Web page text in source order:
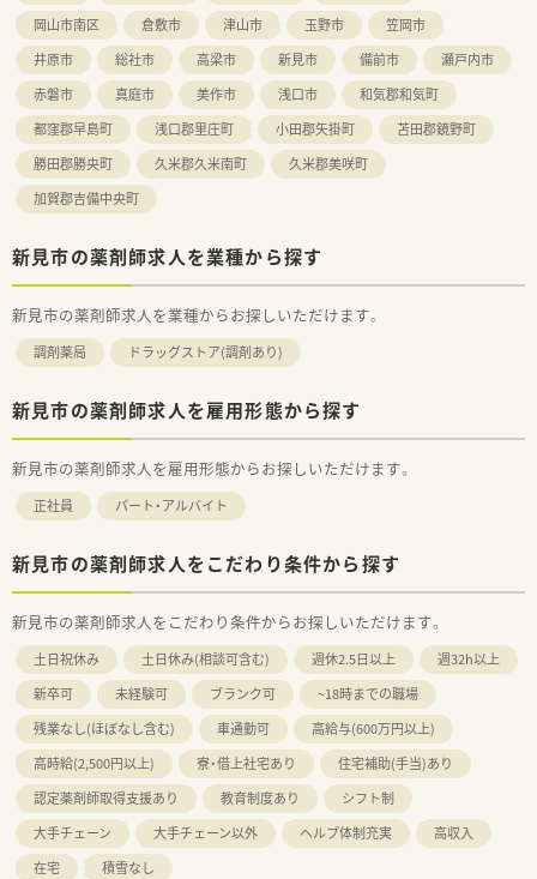
岡山市南区 倉敷市 津山市 玉野市
笠岡市
井原市
総社市 高梁市 新見市 備前市
瀬戸内市
赤磐市
真庭市 美作市 浅口市
和気郡和気町
都窪郡早島町
浅口郡里庄町 小田郡矢掛町
苫田郡鏡野町
勝田郡勝央町
久米郡久米南町
久米郡美咲町
加賀郡吉備中央町
新見市の薬剤師求人を業種から探す
新見市の薬剤師求人を業種からお探しいただけます。
調剤薬局 ドラッグストア(調剤あり)
新見市の薬剤師求人を雇用形態から探す
新見市の薬剤師求人を雇用形態からお探しいただけます。
正社員 パート・アルバイト
新見市の薬剤師求人をこだわり条件から探す
新見市の薬剤師求人をこだわり条件からお探しいただけます。
土日祝休み 土日休み(相談可含む) 週休2.5日以上
週32h以上
新卒可
未経験可 ブランク可
~18時までの職場
残業なし(ほぼなし含む)
車通勤可
高給与(600万円以上)
高時給(2,500円以上)
寮・借上社宅あり
住宅補助(手当)あり
認定薬剤師取得支援あり
教育制度あり
シフト制
大手チェーン
大手チェーン以外 ヘルプ体制充実
高収入
在宅
積雪なし